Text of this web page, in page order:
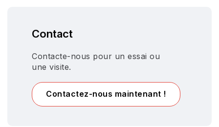
Contact
Contacte-nous pour un essai ou
une visite.
Contactez-nous maintenant !